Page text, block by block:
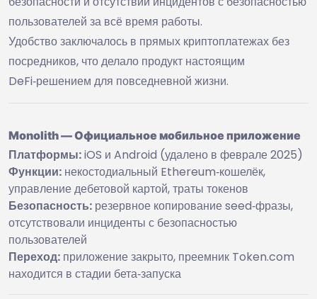
пользователей за всё время работы.
Удобство заключалось в прямых криптоплатежах без
посредников, что делало продукт настоящим
DeFi‑решением для повседневной жизни.
Monolith — Официальное мобильное приложение
Платформы:iOS и Android (удалено в феврале 2025)
Функции: некостодиальный Ethereum‑кошелёк,
управление дебетовой картой, траты токенов
Безопасность: резервное копирование seed‑фразы,
отсутствовали инциденты с безопасностью
пользователей
Переход: приложение закрыто, преемник Token.com
находится в стадии бета‑запуска